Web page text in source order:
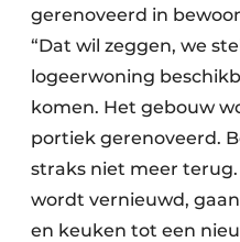
gerenoveerd in
“Dat wil zeggen, we
logeerwoning
komen. Het gebouw
portiek gerenoveerd.
straks niet meer terug.
wordt vernieuwd,
en keuken tot een